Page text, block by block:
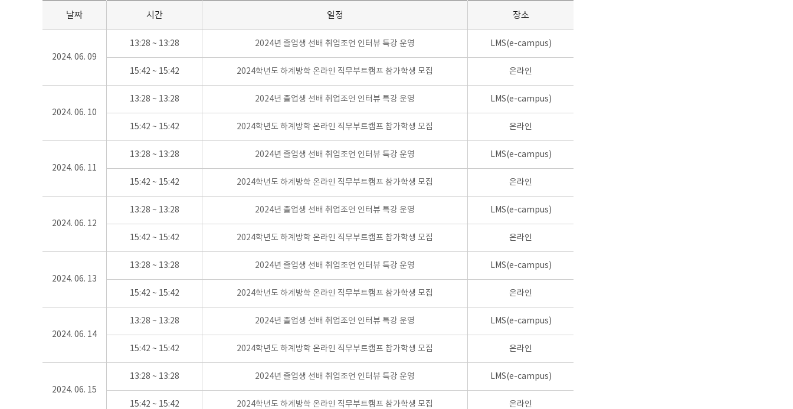
날짜 시간 일정 장소
2024. 06. 09
13:28 ~ 13:28 2024년 졸업생 선배 취업조언 인터뷰 특강 운영 LMS(e-campus)
15:42 ~ 15:42 2024학년도 하계방학 온라인 직무부트캠프 참가학생 모집 온라인
2024. 06. 10
13:28 ~ 13:28 2024년 졸업생 선배 취업조언 인터뷰 특강 운영 LMS(e-campus)
15:42 ~ 15:42 2024학년도 하계방학 온라인 직무부트캠프 참가학생 모집 온라인
2024. 06. 11
13:28 ~ 13:28 2024년 졸업생 선배 취업조언 인터뷰 특강 운영 LMS(e-campus)
15:42 ~ 15:42 2024학년도 하계방학 온라인 직무부트캠프 참가학생 모집 온라인
2024. 06. 12
13:28 ~ 13:28 2024년 졸업생 선배 취업조언 인터뷰 특강 운영 LMS(e-campus)
15:42 ~ 15:42 2024학년도 하계방학 온라인 직무부트캠프 참가학생 모집 온라인
2024. 06. 13
13:28 ~ 13:28 2024년 졸업생 선배 취업조언 인터뷰 특강 운영 LMS(e-campus)
15:42 ~ 15:42 2024학년도 하계방학 온라인 직무부트캠프 참가학생 모집 온라인
2024. 06. 14
13:28 ~ 13:28 2024년 졸업생 선배 취업조언 인터뷰 특강 운영 LMS(e-campus)
15:42 ~ 15:42 2024학년도 하계방학 온라인 직무부트캠프 참가학생 모집 온라인
2024. 06. 15
13:28 ~ 13:28 2024년 졸업생 선배 취업조언 인터뷰 특강 운영 LMS(e-campus)
15:42 ~ 15:42 2024학년도 하계방학 온라인 직무부트캠프 참가학생 모집 온라인